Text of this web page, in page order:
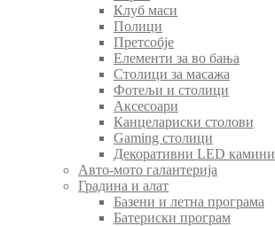
Клуб маси
Полици
Претсобје
Елементи за во бања
Столици за масажа
Фотељи и столици
Аксесоари
Канцелариски столови
Gaming столици
Декоративни LED камини
Авто-мото галантерија
Градина и алат
Базени и летна програма
Батериски програм